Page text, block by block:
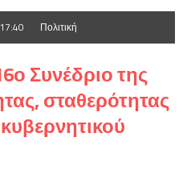
Πολιτική
Συνέδριο της
σταθερότητας